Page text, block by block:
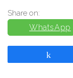
Share on:
WhatsApp